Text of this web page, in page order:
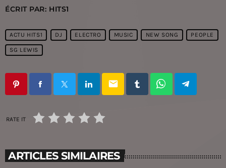
ÉCRIT PAR: HITS1
ACTU HITS1 DJ ELECTRO MUSIC NEW SONG PEOPLE
SG LEWIS
email
RATE IT
ARTICLES SIMILAIRES